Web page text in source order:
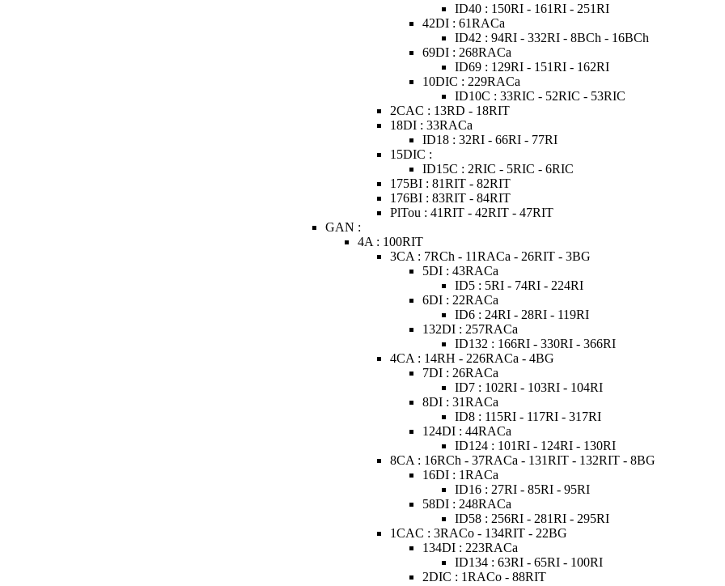
ID40 : 150RI - 161RI - 251RI
42DI : 61RACa
ID42 : 94RI - 332RI - 8BCh - 16BCh
69DI : 268RACa
ID69 : 129RI - 151RI - 162RI
10DIC : 229RACa
ID10C : 33RIC - 52RIC - 53RIC
2CAC : 13RD - 18RIT
18DI : 33RACa
ID18 : 32RI - 66RI - 77RI
15DIC :
ID15C : 2RIC - 5RIC - 6RIC
175BI : 81RIT - 82RIT
176BI : 83RIT - 84RIT
PlTou : 41RIT - 42RIT - 47RIT
GAN :
4A : 100RIT
3CA : 7RCh - 11RACa - 26RIT - 3BG
5DI : 43RACa
ID5 : 5RI - 74RI - 224RI
6DI : 22RACa
ID6 : 24RI - 28RI - 119RI
132DI : 257RACa
ID132 : 166RI - 330RI - 366RI
4CA : 14RH - 226RACa - 4BG
7DI : 26RACa
ID7 : 102RI - 103RI - 104RI
8DI : 31RACa
ID8 : 115RI - 117RI - 317RI
124DI : 44RACa
ID124 : 101RI - 124RI - 130RI
8CA : 16RCh - 37RACa - 131RIT - 132RIT - 8BG
16DI : 1RACa
ID16 : 27RI - 85RI - 95RI
58DI : 248RACa
ID58 : 256RI - 281RI - 295RI
1CAC : 3RACo - 134RIT - 22BG
134DI : 223RACa
ID134 : 63RI - 65RI - 100RI
2DIC : 1RACo - 88RIT